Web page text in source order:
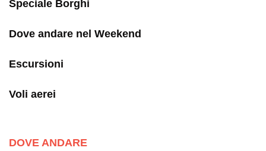
Speciale Borghi
Dove andare nel Weekend
Escursioni
Voli aerei
DOVE ANDARE